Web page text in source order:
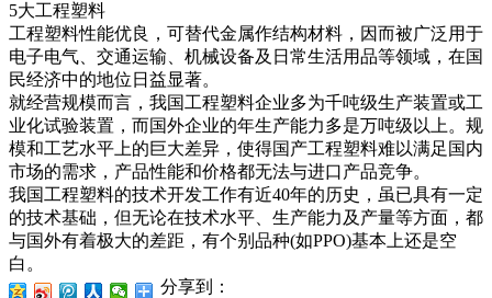
5大工程塑料
工程塑料性能优良，可替代金属作结构材料，因而被广泛用于
电子电气、交通运输、机械设备及日常生活用品等领域，在国
民经济中的地位日益显著。
就经营规模而言，我国工程塑料企业多为千吨级生产装置或工
业化试验装置，而国外企业的年生产能力多是万吨级以上。规
模和工艺水平上的巨大差异，使得国产工程塑料难以满足国内
市场的需求，产品性能和价格都无法与进口产品竞争。
我国工程塑料的技术开发工作有近40年的历史，虽已具有一定
的技术基础，但无论在技术水平、生产能力及产量等方面，都
与国外有着极大的差距，有个别品种(如PPO)基本上还是空
白。
分享到：